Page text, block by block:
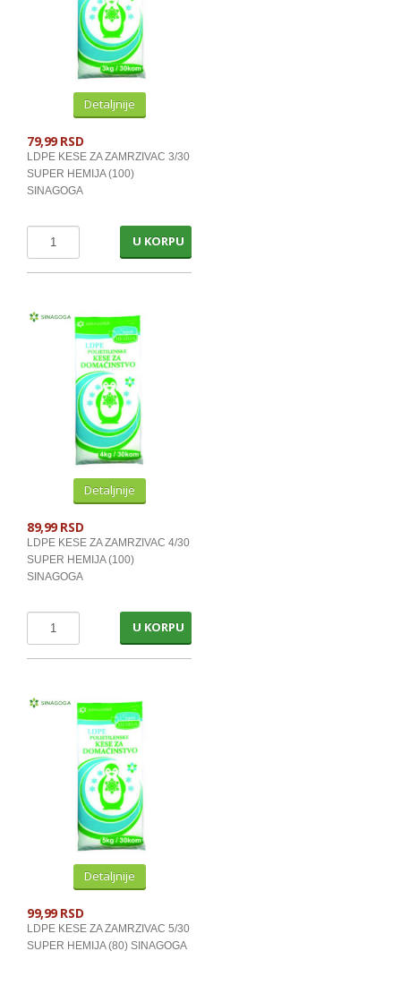
Detaljnije
79,99 RSD
LDPE KESE ZA ZAMRZIVAC 3/30
SUPER HEMIJA (100)
SINAGOGA
U KORPU
Detaljnije
89,99 RSD
LDPE KESE ZA ZAMRZIVAC 4/30
SUPER HEMIJA (100)
SINAGOGA
U KORPU
Detaljnije
99,99 RSD
LDPE KESE ZA ZAMRZIVAC 5/30
SUPER HEMIJA (80) SINAGOGA